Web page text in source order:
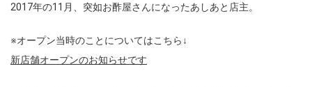
2017年の11月、突如お酢屋さんになったあしあと店主。
※オープン当時のことについてはこちら↓
新店舗オープンのお知らせです